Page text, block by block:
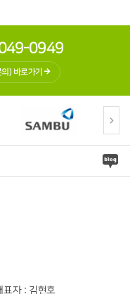
0949
) 바로가기
표자 : 김현호